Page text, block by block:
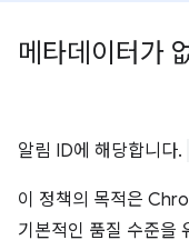
메타데이터가
알림 ID에 해당합니다.
이 정책의 목적은
기본적인 품질 수준을